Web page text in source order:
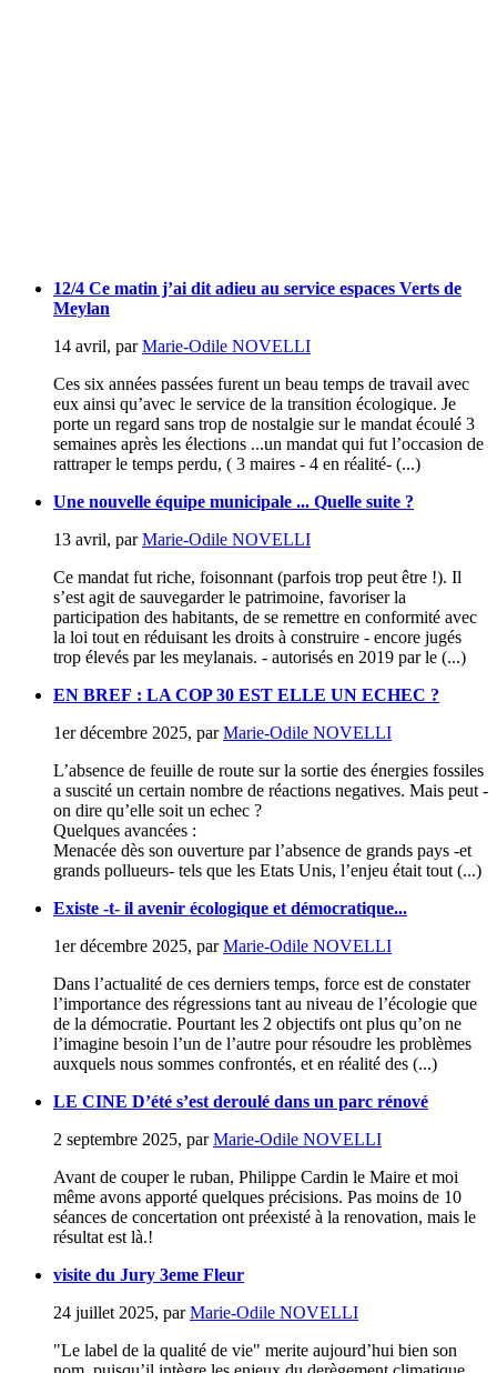
12/4 Ce matin j’ai dit adieu au service espaces Verts de
Meylan
14 avril, parMarie-Odile NOVELLI
Ces six années passées furent un beau temps de travail avec
eux ainsi qu’avec le service de la transition écologique. Je
porte un regard sans trop de nostalgie sur le mandat écoulé 3
semaines après les élections ...un mandat qui fut l’occasion de
rattraper le temps perdu, ( 3 maires - 4 en réalité- (...)
Une nouvelle équipe municipale ... Quelle suite ?
13 avril, parMarie-Odile NOVELLI
Ce mandat fut riche, foisonnant (parfois trop peut être !). Il
s’est agit de sauvegarder le patrimoine, favoriser la
participation des habitants, de se remettre en conformité avec
la loi tout en réduisant les droits à construire - encore jugés
trop élevés par les meylanais. - autorisés en 2019 par le (...)
EN BREF : LA COP 30 EST ELLE UN ECHEC ?
1er décembre 2025, parMarie-Odile NOVELLI
L’absence de feuille de route sur la sortie des énergies fossiles
a suscité un certain nombre de réactions negatives. Mais peut -
on dire qu’elle soit un echec ?
Quelques avancées :
Menacée dès son ouverture par l’absence de grands pays -et
grands pollueurs- tels que les Etats Unis, l’enjeu était tout (...)
Existe -t- il avenir écologique et démocratique...
1er décembre 2025, parMarie-Odile NOVELLI
Dans l’actualité de ces derniers temps, force est de constater
l’importance des régressions tant au niveau de l’écologie que
de la démocratie. Pourtant les 2 objectifs ont plus qu’on ne
l’imagine besoin l’un de l’autre pour résoudre les problèmes
auxquels nous sommes confrontés, et en réalité des (...)
LE CINE D’été s’est deroulé dans un parc rénové
2 septembre 2025, parMarie-Odile NOVELLI
Avant de couper le ruban, Philippe Cardin le Maire et moi
même avons apporté quelques précisions. Pas moins de 10
séances de concertation ont préexisté à la renovation, mais le
résultat est là.!
visite du Jury 3eme Fleur
24 juillet 2025, parMarie-Odile NOVELLI
"Le label de la qualité de vie" merite aujourd’hui bien son